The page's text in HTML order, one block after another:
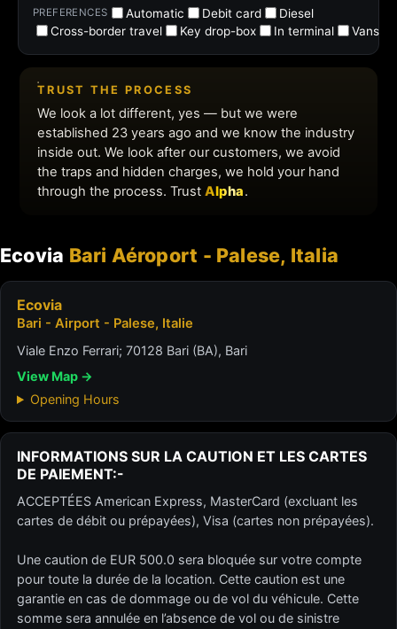
Ecovia Bari Aéroport - Palese, Italia
Ecovia
Bari - Airport - Palese, Italie
Viale Enzo Ferrari; 70128 Bari (BA), Bari
View Map →
Opening Hours
INFORMATIONS SUR LA CAUTION ET LES CARTES
DE PAIEMENT:-
ACCEPTÉES American Express, MasterCard (excluant les
cartes de débit ou prépayées), Visa (cartes non prépayées).
Une caution de EUR 500.0 sera bloquée sur votre compte
pour toute la durée de la location. Cette caution est une
garantie en cas de dommage ou de vol du véhicule. Cette
somme sera annulée en l’absence de vol ou de sinistre